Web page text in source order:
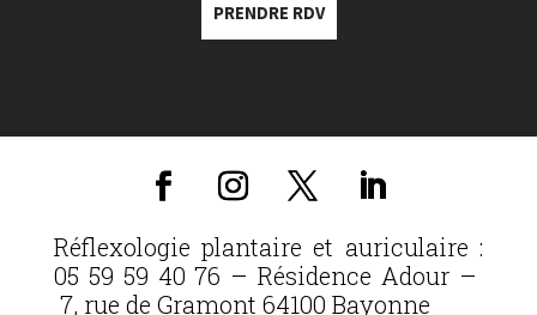
PRENDRE RDV
Réflexologie plantaire et auriculaire :
05 59 59 40 76 – Résidence Adour –
7, rue de Gramont 64100 Bayonne